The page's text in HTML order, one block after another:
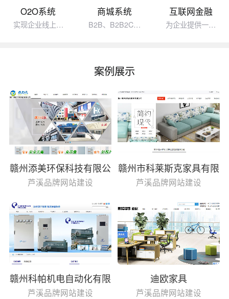
O2O系统
实现企业线上…
商城系统
B2B、B2B2C…
互联网金融
为企业提供一…
案例展示
赣州添美环保科技有限公
司
芦溪品牌网站建设
赣州市科莱斯克家具有限
公司
芦溪品牌网站建设
赣州科帕机电自动化有限
公司
芦溪品牌网站建设
迪欧家具
芦溪品牌网站建设